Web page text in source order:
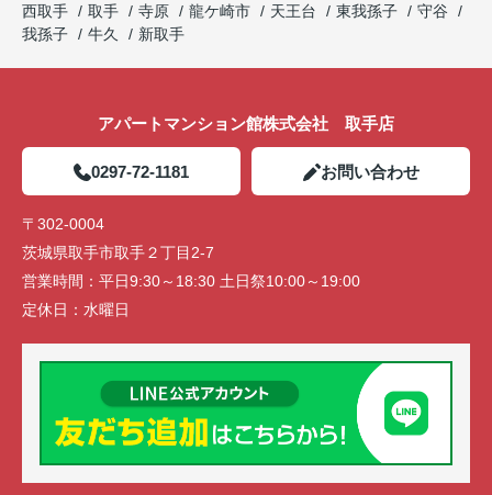
西取手
取手 寺原 龍ケ崎市 天王台 東我孫子
守谷
我孫子
牛久 新取手
アパートマンション館株式会社 取手店
0297-72-1181 お問い合わせ
〒302-0004
茨城県取手市取手２丁目2-7
営業時間： 平日9:30～18:30 土日祭10:00～19:00
定休日： 水曜日